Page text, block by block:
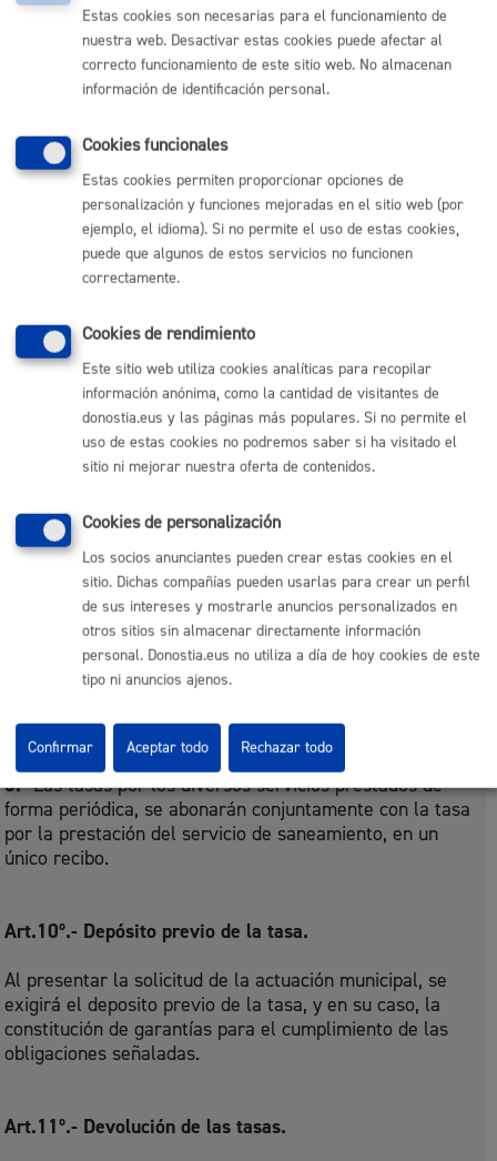
dicho tipo de uso.
Art. 9º.- Forma de pago de las tasas.
Las tasas se abonarán en los siguientes plazos:
Los servicios o actividades de mantenimiento y mejora
de la Red, alquiler, mantenimiento, reparación y
reposición de contadores y suministro, que se prestan o
realizan de forma periódica y que se gestionan mediante
pública del Padrón:
- Mensualmente a los usuarios calificados de
consumidores de gran volumen.
- Trimestralmente al resto de usuarios.
La verificación de aparatos y los servicios y
prestan o realizan mediante autorizaciones o licencias,
las cuales no se tramitarán si no se efectúa el pago con
carácter previo a su otorgamiento: en el plazo que se
señale en la resolución del Delegado del Área, y
conjuntamente con la tasa urbanística que en su caso
Las tasas por los diversos servicios prestados de
recibo.
3.-Las tasas por los diversos servicios prestados de
forma periódica, se abonarán conjuntamente con la tasa
por la prestación del servicio de saneamiento, en un
único recibo.
Art.10º.- Depósito previo de la tasa.
Al presentar la solicitud de la actuación municipal, se
exigirá el deposito previo de la tasa, y en su caso, la
constitución de garantías para el cumplimiento de las
obligaciones señaladas.
Art.11º.- Devolución de las tasas.
Estas cookies son necesarias para el funcionamiento de
nuestra web. Desactivar estas cookies puede afectar al
correcto funcionamiento de este sitio web. No almacenan
información de identificación personal.
Cookies funcionales
Estas cookies permiten proporcionar opciones de
personalización y funciones mejoradas en el sitio web (por
ejemplo, el idioma). Si no permite el uso de estas cookies,
puede que algunos de estos servicios no funcionen
correctamente.
Cookies de rendimiento
Este sitio web utiliza cookies analíticas para recopilar
información anónima, como la cantidad de visitantes de
donostia.eus y las páginas más populares. Si no permite el
uso de estas cookies no podremos saber si ha visitado el
sitio ni mejorar nuestra oferta de contenidos.
Cookies de personalización
Los socios anunciantes pueden crear estas cookies en el
sitio. Dichas compañías pueden usarlas para crear un perfil
de sus intereses y mostrarle anuncios personalizados en
otros sitios sin almacenar directamente información
personal. Donostia.eus no utiliza a día de hoy cookies de este
tipo ni anuncios ajenos.
Rechazar todo
Confirmar Aceptar todo